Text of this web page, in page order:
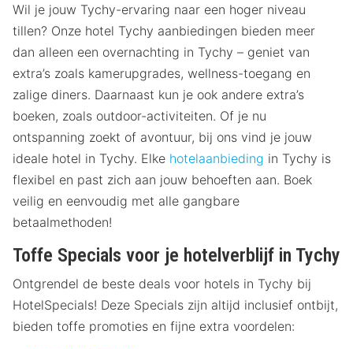
Wil je jouw Tychy-ervaring naar een hoger niveau
tillen? Onze hotel Tychy aanbiedingen bieden meer
dan alleen een overnachting in Tychy – geniet van
extra’s zoals kamerupgrades, wellness-toegang en
zalige diners. Daarnaast kun je ook andere extra’s
boeken, zoals outdoor-activiteiten. Of je nu
ontspanning zoekt of avontuur, bij ons vind je jouw
ideale hotel in Tychy. Elke hotelaanbieding in Tychy is
flexibel en past zich aan jouw behoeften aan. Boek
veilig en eenvoudig met alle gangbare
betaalmethoden!
Toffe Specials voor je hotelverblijf in Tychy
Ontgrendel de beste deals voor hotels in Tychy bij
HotelSpecials! Deze Specials zijn altijd inclusief ontbijt,
bieden toffe promoties en fijne extra voordelen: